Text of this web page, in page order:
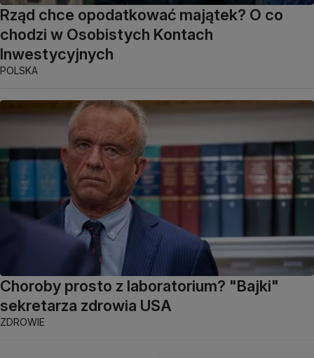
Rząd chce opodatkować majątek? O co
chodzi w Osobistych Kontach
Inwestycyjnych
POLSKA
Choroby prosto z laboratorium? "Bajki"
sekretarza zdrowia USA
ZDROWIE